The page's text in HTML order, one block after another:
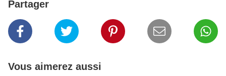
Partager
Vous aimerez aussi